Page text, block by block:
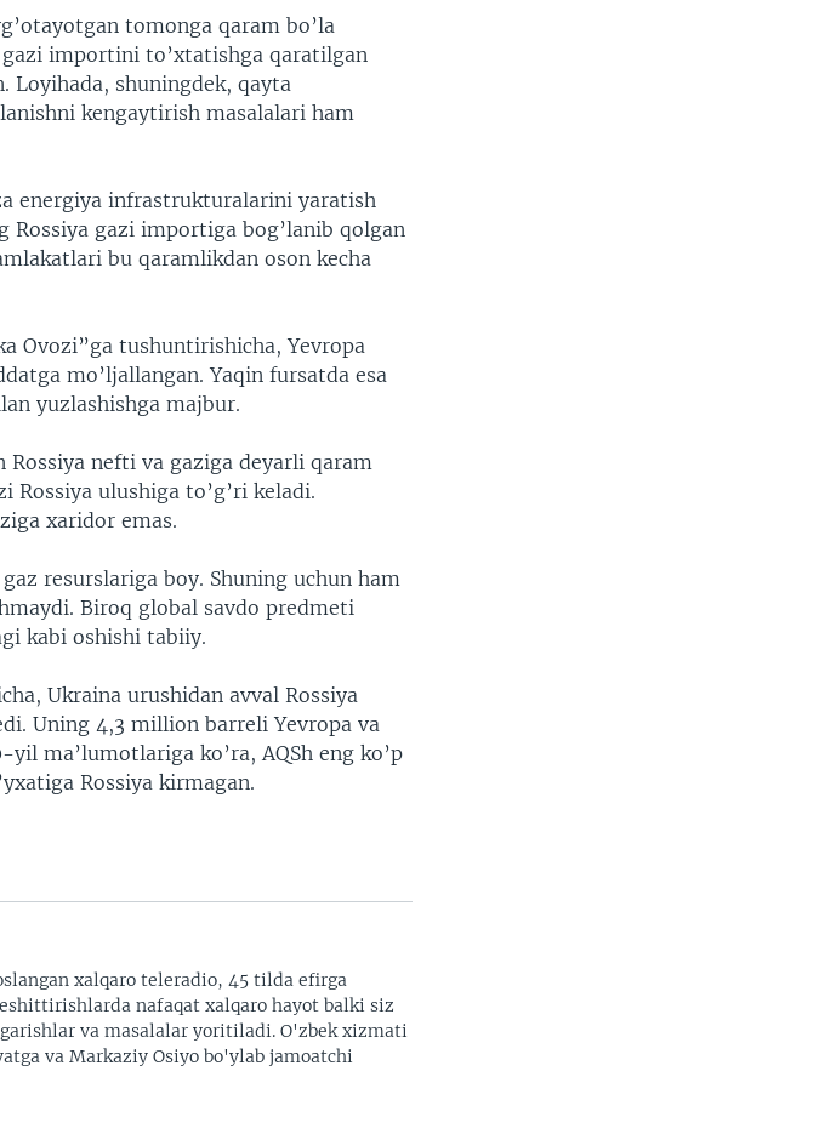
tomonga qaram bo’la
importini to’xtatishga qaratilgan
Loyihada, shuningdek, qayta
kengaytirish masalalari ham
energiya infrastrukturalarini yaratish
Rossiya gazi importiga bog’lanib qolgan
bu qaramlikdan oson kecha
Ovozi”ga tushuntirishicha, Yevropa
mo’ljallangan. Yaqin fursatda esa
yuzlashishga majbur.
Rossiya nefti va gaziga deyarli qaram
ulushiga to’g’ri keladi.
xaridor emas.
resurslariga boy. Shuning uchun ham
Biroq global savdo predmeti
kabi oshishi tabiiy.
Ukraina urushidan avval Rossiya
Uning 4,3 million barreli Yevropa va
ma’lumotlariga ko’ra, AQSh eng ko’p
Rossiya kirmagan.
xalqaro teleradio, 45 tilda efirga
nafaqat xalqaro hayot balki siz
va masalalar yoritiladi. O'zbek xizmati
va Markaziy Osiyo bo'ylab jamoatchi